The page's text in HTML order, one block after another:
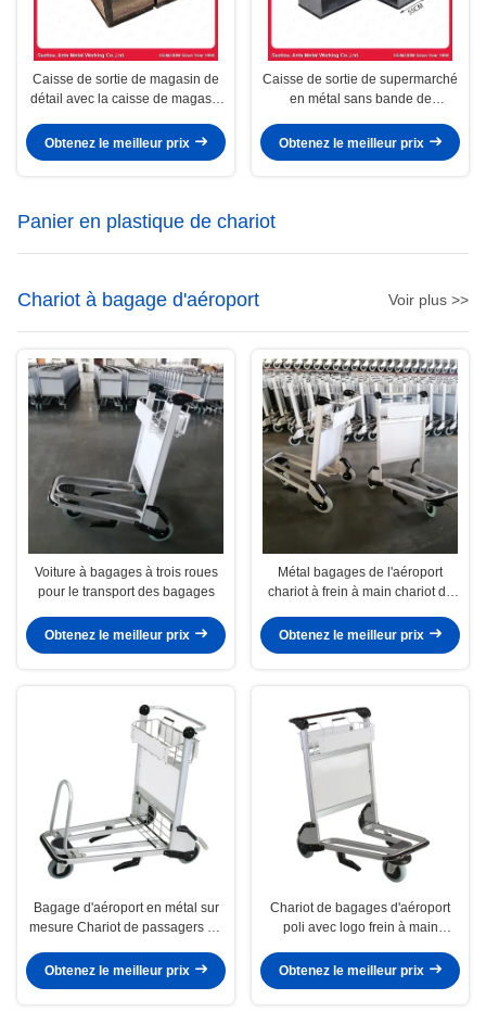
Caisse de sortie de magasin de
détail avec la caisse de magasin
Obtenez le meilleur prix
Caisse de sortie de supermarché
en métal sans bande de
Obtenez le meilleur prix
Panier en plastique de chariot
Chariot à bagage d'aéroport Voir plus >>
Voiture à bagages à trois roues
pour le transport des bagages
Obtenez le meilleur prix
Métal bagages de l'aéroport
chariot à frein à main chariot de
Obtenez le meilleur prix
Bagage d'aéroport en métal sur
mesure Chariot de passagers au
roues
Obtenez le meilleur prix
Chariot de bagages d'aéroport
poli avec logo frein à main
Obtenez le meilleur prix